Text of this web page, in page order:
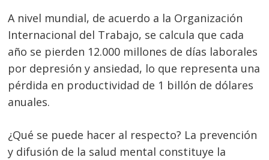
A nivel mundial, de acuerdo a la Organización
Internacional del Trabajo, se calcula que cada
año se pierden 12.000 millones de días laborales
por depresión y ansiedad, lo que representa una
pérdida en productividad de 1 billón de dólares
anuales.
¿Qué se puede hacer al respecto? La prevención
y difusión de la salud mental constituye la